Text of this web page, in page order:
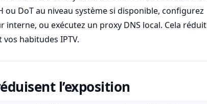
ou DoT au niveau système si disponible, configurez
ou exécutez un proxy DNS local. Cela réduit
habitudes IPTV.
l’exposition